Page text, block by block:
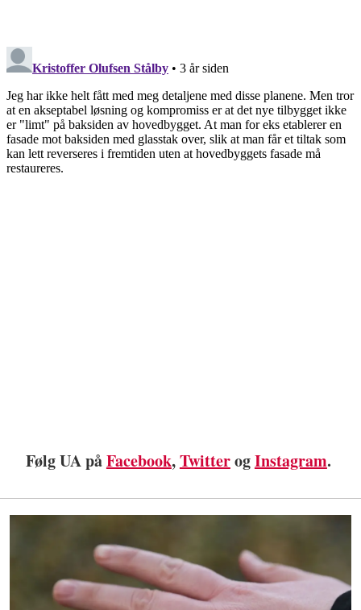
Følg UA påFacebook,TwitterogInstagram.